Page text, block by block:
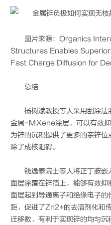
图片来源：Organics
Structures Enables
Fast Charge Diffusion for
总结
杨树斌教授等人采用刮涂
金属-MXene涂层，可以有效
为锌的沉积提供了更多的亲锌
除了成核阻碍。
钱逸泰院士等人将正丁胺
面层涂覆在锌箔上，能够有效
面层起到导通离子和绝缘电子
距，促进了Zn2+的去溶剂化和
迁移数，有利于实现锌的均匀沉